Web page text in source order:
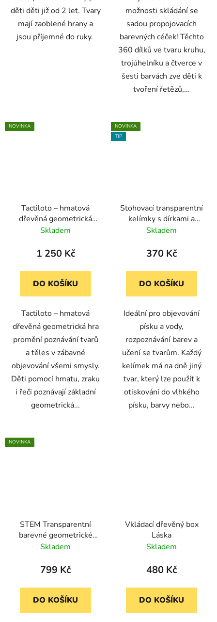
děti děti již od 2 let. Tvary
mají zaoblené hrany a
jsou příjemné do ruky.
možnosti skládání se
sadou propojovacích
barevných céček! Těchto
360 dílků ve tvaru kruhu,
trojúhelníku a čtverce v
šesti barvách zve děti k
tvoření řetězů,...
NOVINKA
Tactiloto – hmatová
dřevěná geometrická
hra
Skladem
1 250 Kč
DO KOŠÍKU
Tactiloto – hmatová
dřevěná geometrická hra
promění poznávání tvarů
a těles v zábavné
objevování všemi smysly.
Děti pomocí hmatu, zraku
i řeči poznávají základní
geometrická...
NOVINKA
TIP
Stohovací transparentní
kelímky s dírkami a
tvary, 9 ks (TickiT)
Skladem
370 Kč
DO KOŠÍKU
Ideální pro objevování
písku a vody,
rozpoznávání barev a
učení se tvarům. Každý
kelímek má na dně jiný
tvar, který lze použít k
otiskování do vlhkého
písku, barvy nebo...
NOVINKA
STEM Transparentní
barevné geometrické
tvary, 51 kusů
Skladem
799 Kč
DO KOŠÍKU
Vkládací dřevěný box
Láska
Skladem
480 Kč
DO KOŠÍKU